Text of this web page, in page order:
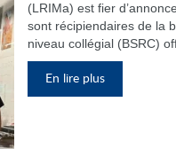
(LRIMa) est fier
sont récipiendaires de la
niveau collégial (BSRC)
En lire plus